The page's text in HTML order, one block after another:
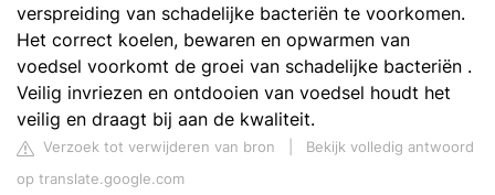
verspreiding van schadelijke bacteriën te voorkomen.
Het correct koelen, bewaren en opwarmen van
voedsel voorkomt de groei van schadelijke bacteriën .
Veilig invriezen en ontdooien van voedsel houdt het
veilig en draagt ​​bij aan de kwaliteit.
Verzoek tot verwijderen van bron
Bekijk volledig antwoord
op translate.google.com